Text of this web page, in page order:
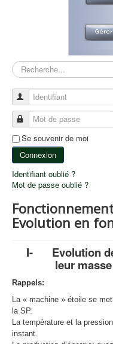
Rechercher
Identifiant
Mot de passe
Se souvenir de moi
Connexion
Identifiant oublié ?
Mot de passe oublié ?
Evolution en
I- Evolution
leur masse
Rappels:
La « machine » étoile se
la SP.
La température et la
instant.